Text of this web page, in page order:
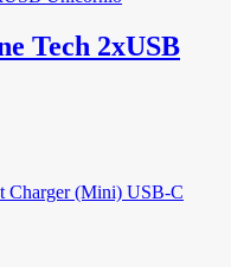
Tech 2xUSB